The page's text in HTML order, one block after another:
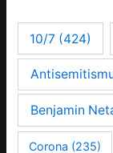
10/7 (424)
Benjamin
Corona (235)